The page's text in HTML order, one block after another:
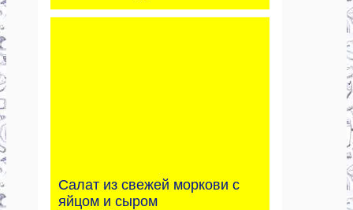
Салат из свежей моркови с
яйцом и сыром